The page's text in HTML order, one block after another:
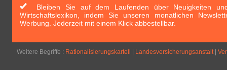
Bleiben Sie auf dem Laufenden über Neuigkeiten
Wirtschaftslexikon, indem Sie unseren monatlichen
Werbung. Jederzeit mit einem Klick abbestellbar.
Weitere Begriffe : Rationalisierungskartell Landesversicherungsanstalt|